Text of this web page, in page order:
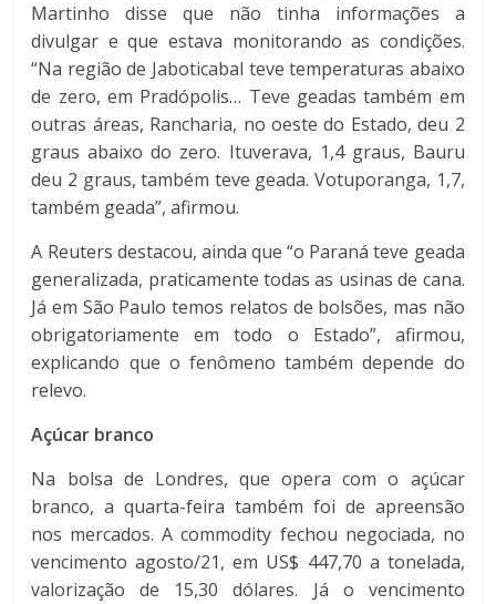
Martinho disse que não tinha informações a
divulgar e que estava monitorando as condições.
“Na região de Jaboticabal teve temperaturas abaixo
de zero, em Pradópolis… Teve geadas também em
outras áreas, Rancharia, no oeste do Estado, deu 2
graus abaixo do zero. Ituverava, 1,4 graus, Bauru
deu 2 graus, também teve geada. Votuporanga, 1,7,
também geada”, afirmou.
A Reuters destacou, ainda que “o Paraná teve geada
generalizada, praticamente todas as usinas de cana.
Já em São Paulo temos relatos de bolsões, mas não
obrigatoriamente em todo o Estado”, afirmou,
explicando que o fenômeno também depende do
relevo.
Açúcar branco
Na bolsa de Londres, que opera com o açúcar
branco, a quarta-feira também foi de apreensão
nos mercados. A commodity fechou negociada, no
vencimento agosto/21, em US$ 447,70 a tonelada,
valorização de 15,30 dólares. Já o vencimento